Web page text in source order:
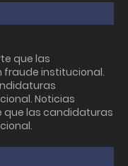
que las
institucional.
Noticias
que las candidaturas